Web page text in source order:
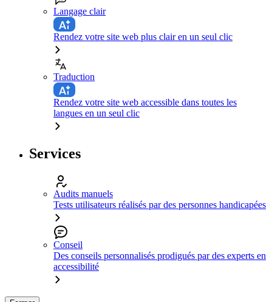
Langage clair
Rendez votre site web plus clair en un seul clic
Traduction
Rendez votre site web accessible dans toutes les
langues en un seul clic
Services
Audits manuels
Tests utilisateurs réalisés par des personnes handicapées
Conseil
Des conseils personnalisés prodigués par des experts en
accessibilité